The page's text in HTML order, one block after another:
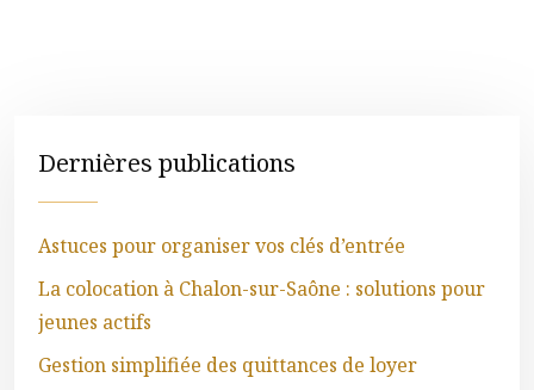
Dernières publications
Astuces pour organiser vos clés d’entrée
La colocation à Chalon-sur-Saône : solutions pour
jeunes actifs
Gestion simplifiée des quittances de loyer